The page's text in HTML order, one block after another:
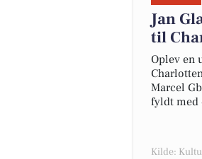
Jan
til
Oplev en
Marcel
fyldt med
Kilde: